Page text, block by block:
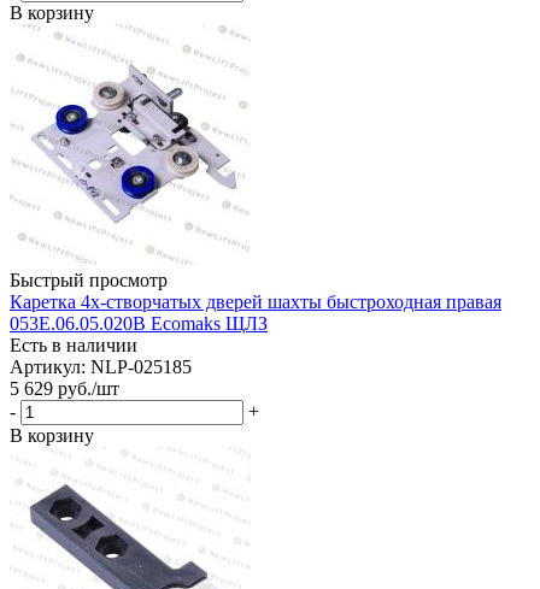
В корзину
Быстрый просмотр
Каретка 4х-створчатых дверей шахты быстроходная правая
053Е.06.05.020В Ecomaks ЩЛЗ
Есть в наличии
Артикул: NLP-025185
5 629 руб./шт
-
+
В корзину